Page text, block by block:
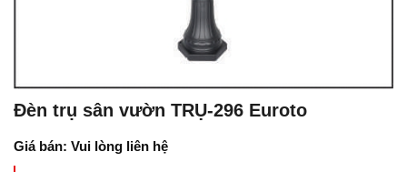
Đèn trụ sân vườn TRỤ-296 Euroto
Giá bán: Vui lòng liên hệ